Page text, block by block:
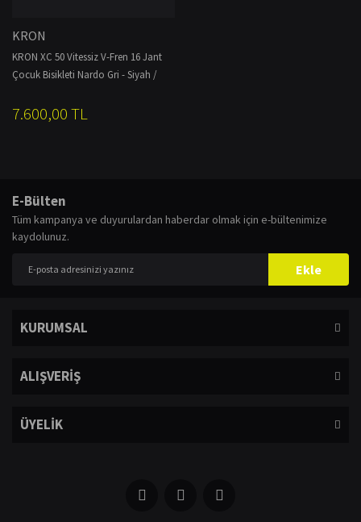
KRON
KRON XC 50 Vitessiz V-Fren 16 Jant
Çocuk Bisikleti Nardo Gri - Siyah /
7.600,00 TL
E-Bülten
Tüm kampanya ve duyurulardan haberdar olmak için e-bültenimize
kaydolunuz.
Ekle
KURUMSAL
ALIŞVERİŞ
ÜYELİK